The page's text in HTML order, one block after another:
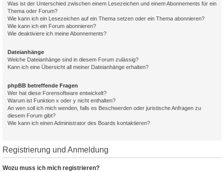
Was ist der Unterschied zwischen einem Lesezeichen und einem Abonnements für ein
Thema oder Forum?
Wie kann ich ein Lesezeichen auf ein Thema setzen oder ein Thema abonnieren?
Wie kann ich ein Forum abonnieren?
Wie deaktiviere ich meine Abonnements?
Dateianhänge
Welche Dateianhänge sind in diesem Forum zulässig?
Kann ich eine Übersicht all meiner Dateianhänge erhalten?
phpBB betreffende Fragen
Wer hat diese Forensoftware entwickelt?
Warum ist Funktion x oder y nicht enthalten?
An wen soll ich mich wenden, falls es Beschwerden oder juristische Anfragen zu
diesem Forum gibt?
Wie kann ich einen Administrator des Boards kontaktieren?
Registrierung und Anmeldung
Wozu muss ich mich registrieren?